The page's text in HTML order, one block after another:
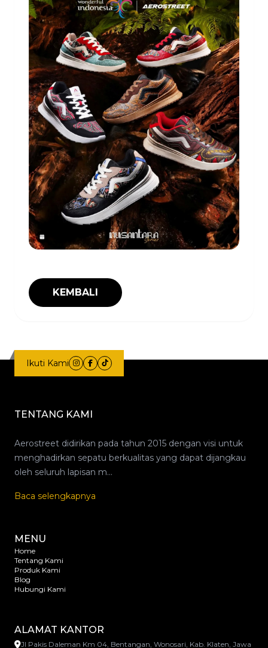
KEMBALI
Ikuti Kami
TENTANG KAMI
Aerostreet didirikan pada tahun 2015 dengan visi untuk
menghadirkan sepatu berkualitas yang dapat dijangkau
Baca selengkapnya
MENU
Home
Tentang Kami
Produk Kami
Blog
Hubungi Kami
ALAMAT KANTOR
Jl Pakis Daleman Km 04, Bentangan, Wonosari, Kab. Klaten, Jawa